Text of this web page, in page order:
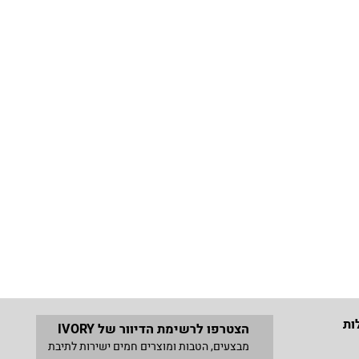
הצטרפו לרשימת הדיוור של IVORY
מבצעים, הטבות ומוצרים חמים ישירות לתיבת